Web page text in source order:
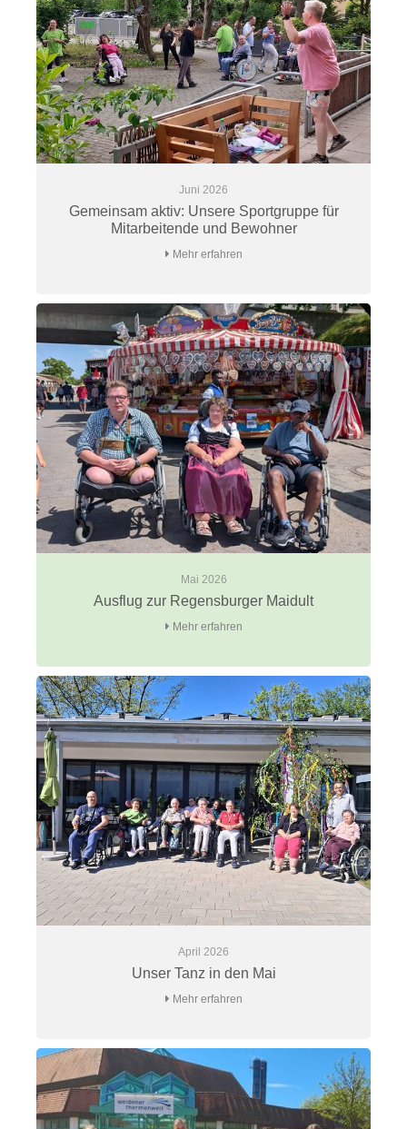
Juni 2026
Gemeinsam aktiv: Unsere Sportgruppe für
Mitarbeitende und Bewohner
Mehr erfahren
Mai 2026
Ausflug zur Regensburger Maidult
Mehr erfahren
April 2026
Unser Tanz in den Mai
Mehr erfahren